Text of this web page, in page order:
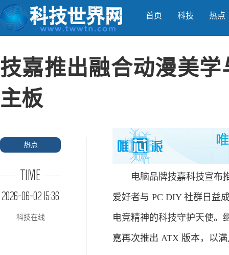
首页 科技 热点
技嘉推出融合动漫美
主板
热点
TIME
2026-06-02 15:36
科技在线
电脑品牌技嘉科技宣布推
爱好者与 PC DIY 社群日益
电竞精神的科技守护天使。
嘉再次推出 ATX 版本，以